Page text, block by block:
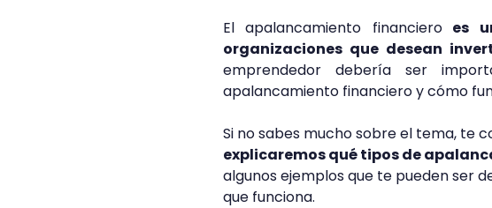
El apalancamiento financieroes
organizaciones que desean
emprendedor debería ser
apalancamiento financiero y cómo
Si no sabes mucho sobre el tema, te
explicaremos qué tipos de
algunos ejemplos que te pueden ser
que funciona.